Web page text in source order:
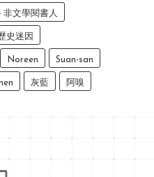
非文學閱書人
史迷因
Noreen Suan-san
灰藍 阿嗅